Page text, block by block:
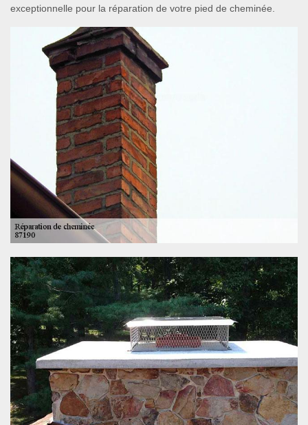
exceptionnelle pour la réparation de votre pied de cheminée.